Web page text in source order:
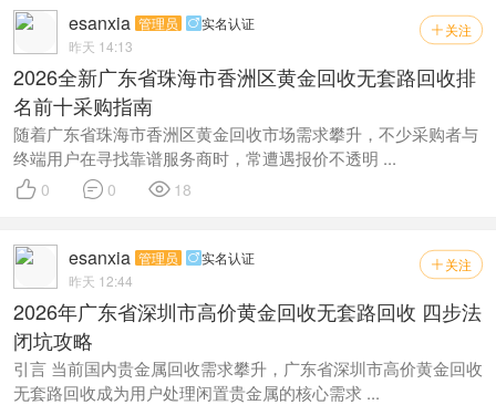
 关注
esanxia 管理员 实名认证
昨天 14:13
2026全新广东省珠海市香洲区黄金回收无套路回收排
名前十采购指南
随着广东省珠海市香洲区黄金回收市场需求攀升，不少采购者与
终端用户在寻找靠谱服务商时，常遭遇报价不透明 ...
 0  0  18
 关注
esanxia 管理员 实名认证
昨天 12:44
2026年广东省深圳市高价黄金回收无套路回收 四步法
闭坑攻略
引言 当前国内贵金属回收需求攀升，广东省深圳市高价黄金回收
无套路回收成为用户处理闲置贵金属的核心需求 ...